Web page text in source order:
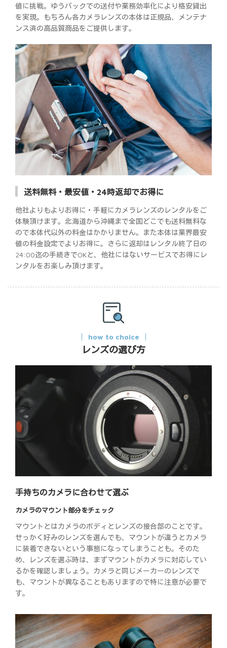
値に挑戦。ゆうパックでの送付や業務効率化により格安貸出
を実現。もちろん各カメラレンズの本体は正規品、メンテナ
ンス済の高品質商品をご提供します。
送料無料・最安値・24時返却でお得に
他社よりもよりお得に・手軽にカメラレンズのレンタルをご
体験頂けます。北海道から沖縄まで全国どこでも送料無料な
ので本体代以外の料金はかかりません。また本体は業界最安
値の料金設定でよりお得に。さらに返却はレンタル終了日の
24:00迄の手続きでOKと、他社にはないサービスでお得にレ
ンタルをお楽しみ頂けます。
how to choice
レンズの選び方
手持ちのカメラに合わせて選ぶ
カメラのマウント部分をチェック
マウントとはカメラのボディとレンズの接合部のことです。
せっかく好みのレンズを選んでも、マウントが違うとカメラ
に装着できないという事態になってしまうことも。そのた
め、レンズを選ぶ時は、まずマウントがカメラに対応してい
るかを確認しましょう。カメラと同じメーカーのレンズで
も、マウントが異なることもありますので特に注意が必要で
す。